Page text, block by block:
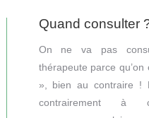
Quand consulter
On ne va pas
thérapeute parce qu’on
», bien au contraire !
contrairement à